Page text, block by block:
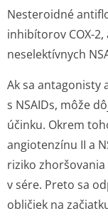
Nesteroidné
inhibítorov COX-
neselektívnych
Ak sa antagonisty
s NSAIDs, môže
účinku. Okrem
angiotenzínu II a
riziko zhoršovania
v sére. Preto sa
obličiek na